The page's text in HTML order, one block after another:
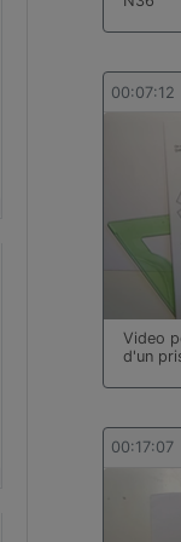
00:07:12
Video
d'un
00:17:07